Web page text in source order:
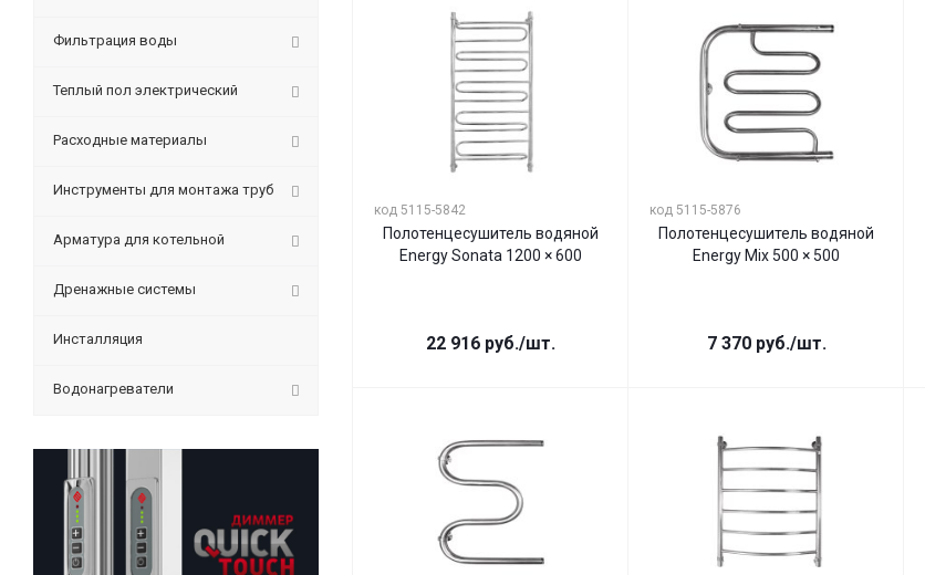
код 5115-5842
Полотенцесушитель водяной
Energy Sonata 1200 × 600
22 916 руб./шт.
код 5115-5876
Полотенцесушитель водяной
Energy Mix 500 × 500
7 370руб./шт.
Фильтрация воды
Теплый пол электрический
Расходные материалы
Инструменты для монтажа труб
Арматура для котельной
Дренажные системы
Инсталляция
Водонагреватели